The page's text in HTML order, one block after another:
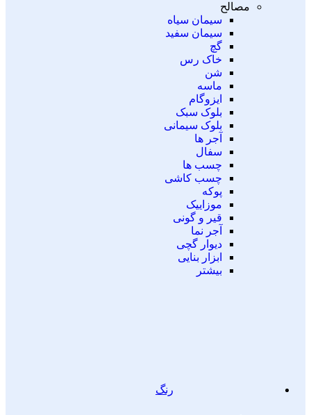
مصالح
سیمان سیاه
سیمان سفید
گچ
خاک رس
شن
ماسه
ایزوگام
بلوک سبک
بلوک سیمانی
آجر ها
سفال
چسب ها
چسب کاشی
پوکه
موزاییک
قیر و گونی
آجر نما
دیوار گچی
ابزار بنایی
بیشتر
رنگ